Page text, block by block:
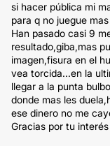
si hacer pública mi
para q no juegue
Han pasado casi 9
resultado,giba,mas
imagen,fisura en el
vea torcida...en la
llegar a la punta
donde mas les
ese dinero no me
Gracias por tu